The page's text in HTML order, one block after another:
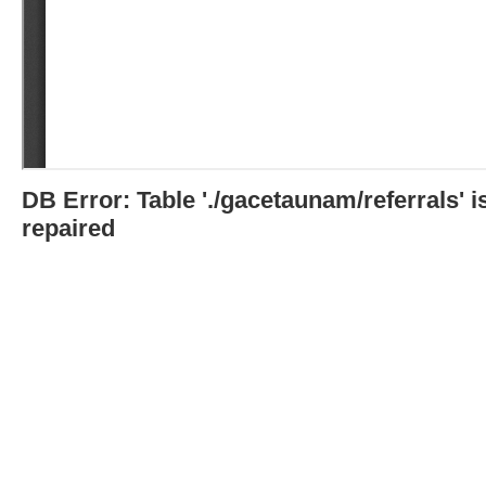
DB Error: Table './gacetaunam/referrals'
repaired